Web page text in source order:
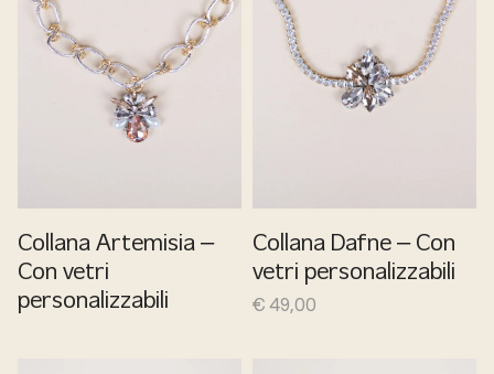
Collana Artemisia –
Con vetri
personalizzabili
Collana Dafne – Con
vetri personalizzabili
€49,00